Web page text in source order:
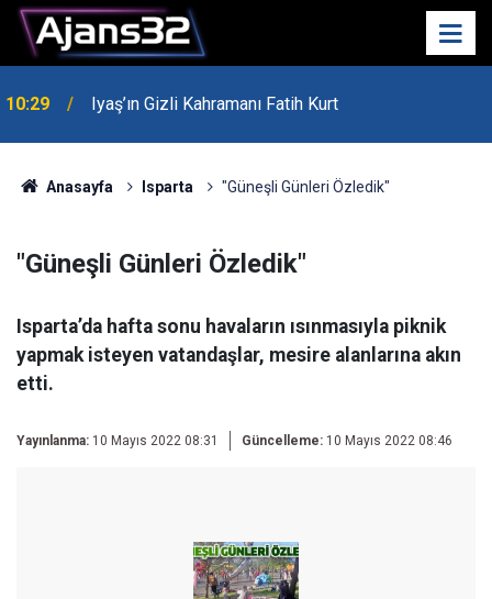
00:52 Isparta'da Asker Eğlencesinde Kavga Çıktı
Anasayfa Isparta "Güneşli Günleri Özledik"
"Güneşli Günleri Özledik"
Isparta’da hafta sonu havaların ısınmasıyla piknik
yapmak isteyen vatandaşlar, mesire alanlarına akın
etti.
Yayınlanma: 10 Mayıs 2022 08:31 Güncelleme: 10 Mayıs 2022 08:46